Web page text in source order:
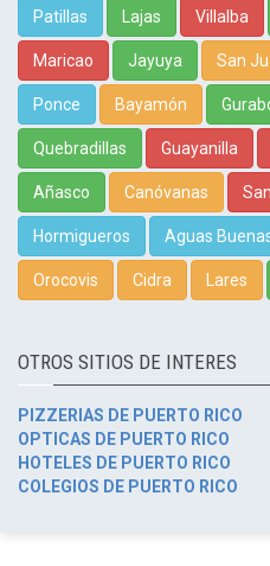
Patillas Lajas Villalba
Maricao Jayuya San
Ponce Bayamón
Quebradillas Guayanilla
Añasco Canóvanas
Hormigueros Aguas
Orocovis Cidra Lares
OTROS SITIOS DE INTERES
PIZZERIAS DE PUERTO RICO
OPTICAS DE PUERTO RICO
HOTELES DE PUERTO RICO
COLEGIOS DE PUERTO RICO